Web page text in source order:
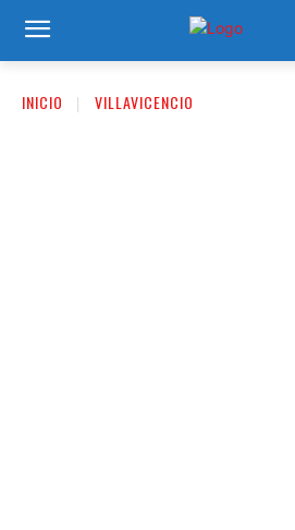
INICIO VILLAVICENCIO